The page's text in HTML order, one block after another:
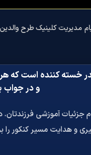
مدیریت کلینیک طرح
خسته کننده است که
و در
جزئیات آموزشی
و هدایت مسیر کنکور را